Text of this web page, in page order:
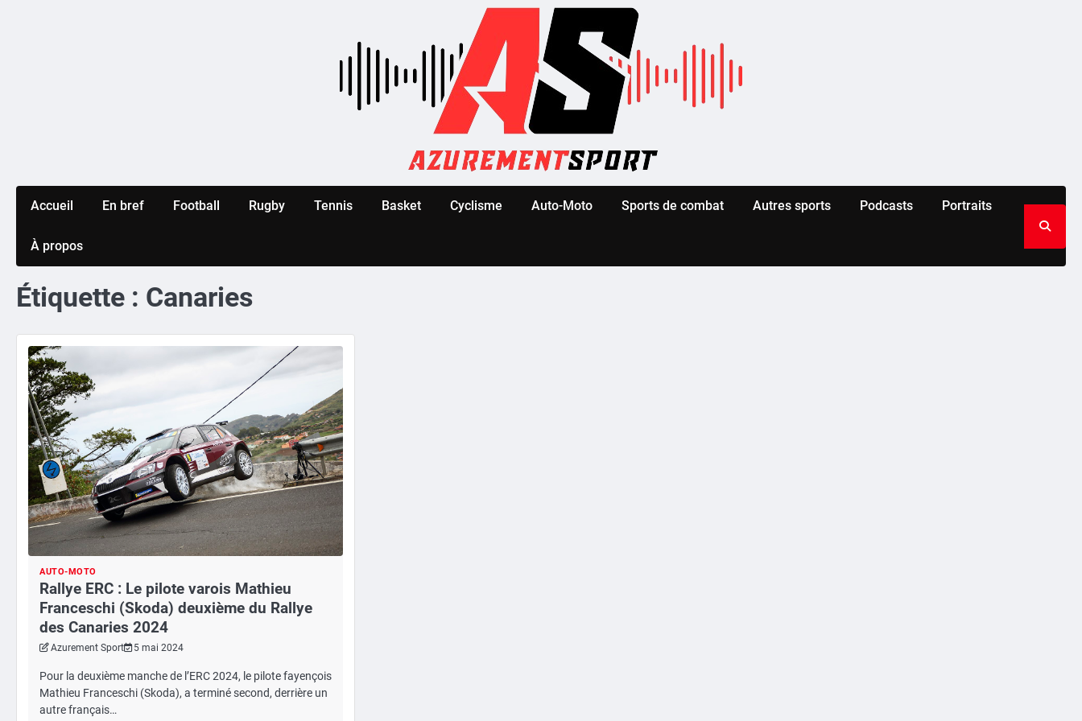
Accueil En bref Football Rugby Tennis Basket Cyclisme Auto-Moto Sports de combat Autres sports Podcasts Portraits
À propos
Étiquette : Canaries
AUTO-MOTO
Rallye ERC : Le pilote varois Mathieu
Franceschi (Skoda) deuxième du Rallye
des Canaries 2024
Azurement Sport 5 mai 2024
Pour la deuxième manche de l’ERC 2024, le pilote fayençois
Mathieu Franceschi (Skoda), a terminé second, derrière un
autre français…